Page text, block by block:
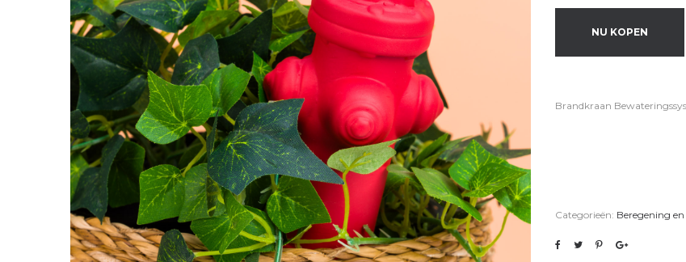
NU KOPEN
Brandkraan
Categorieën: Beregening